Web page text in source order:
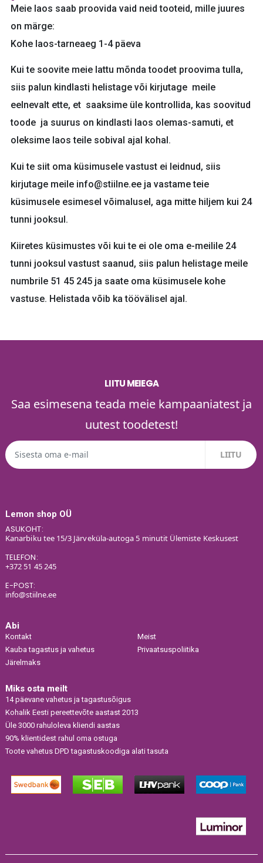
Meie laos saab proovida vaid neid tooteid, mille juures
on märge:
Kohe laos-tarneaeg 1-4 päeva
Kui te soovite meie lattu mõnda toodet proovima tulla,
siis palun kindlasti helistage või kirjutage meile
eelnevalt ette, et saaksime üle kontrollida, kas soovitud
toode ja suurus on kindlasti laos olemas-samuti, et
oleksime laos teile sobival ajal kohal.
Kui te siit oma küsimusele vastust ei leidnud, siis
kirjutage meile info@stiilne.ee ja vastame teie
küsimusele esimesel võimalusel, aga mitte hiljem kui 24
tunni jooksul.
Kiiretes küsimustes või kui te ei ole oma e-meilile 24
tunni jooksul vastust saanud, siis palun helistage meile
numbrile 51 45 245 ja saate oma küsimusele kohe
vastuse. Helistada võib ka töövälisel ajal.
LIITU MEIEGA
Saa esimesena teada meie kampaaniatest ja
uutest toodetest!
Lemon shop OÜ
ASUKOHT:
Kanarbiku tee 15/3 Järveküla-autoga 5 minutit Ülemiste Keskusest
TELEFON:
+372 51 45 245
E-POST:
info@stiilne.ee
Abi
Kontakt
Kauba tagastus ja vahetus
Järelmaks
Meist
Privaatsuspoliitika
Miks osta meilt
14 päevane vahetus ja tagastusõigus
Kohalik Eesti pereettevõte aastast 2013
Üle 3000 rahuloleva kliendi aastas
90% klientidest rahul oma ostuga
Toote vahetus DPD tagastuskoodiga alati tasuta